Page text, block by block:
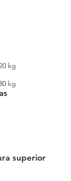
kg
kg
superior